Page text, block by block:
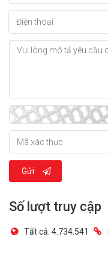
Gửi
Số lượt truy cập
Tất cả: 4.734.541